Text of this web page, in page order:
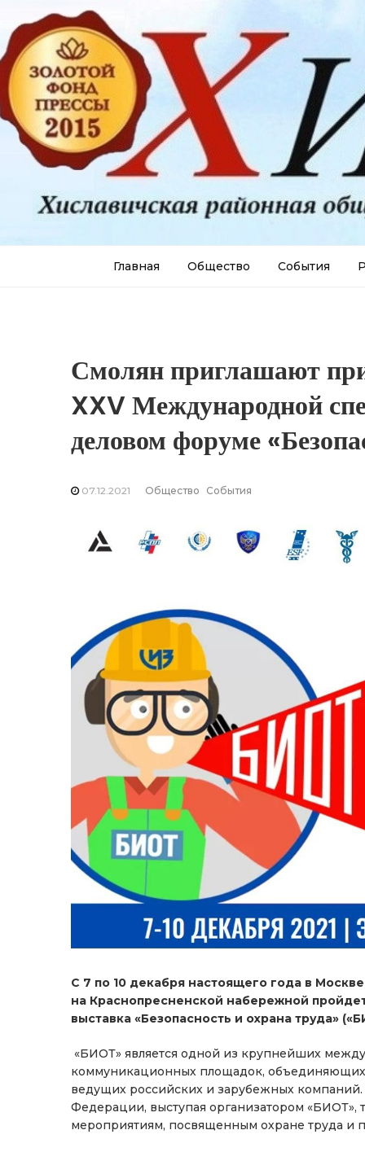
Главная Общество События
Смолян приглашают
XXV Международной
деловом форуме
07.12.2021 Общество События
С 7 по 10 декабря настоящего года в
на Краснопресненской набережной
выставка «Безопасность и охрана труда»
«БИОТ» является одной из крупнейших
коммуникационных площадок, объединяющих
ведущих российских и зарубежных
Федерации, выступая организатором «БИОТ»,
мероприятиям, посвященным охране труда и